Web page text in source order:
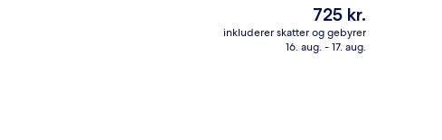
Mødefaciliteter
Den
nuværende
pris
725 kr.
inkluderer skatter og gebyrer
16. aug. - 17. aug.